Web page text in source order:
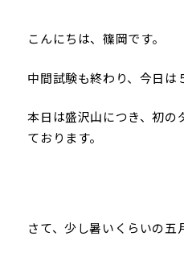
こんにちは、篠岡です。
中間試験も終わり、今日は
本日は盛沢山につき、初の
ております。
さて、少し暑いくらいの五